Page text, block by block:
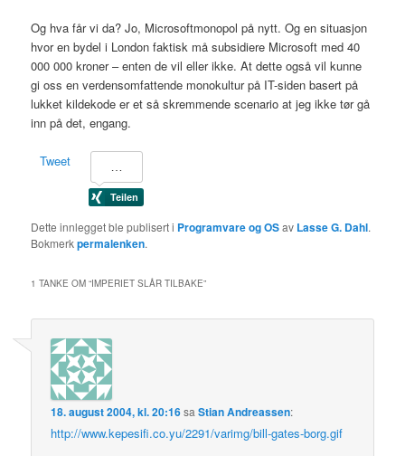
Og hva får vi da? Jo, Microsoftmonopol på nytt. Og en situasjon
hvor en bydel i London faktisk må subsidiere Microsoft med 40
000 000 kroner – enten de vil eller ikke. At dette også vil kunne
gi oss en verdensomfattende monokultur på IT-siden basert på
lukket kildekode er et så skremmende scenario at jeg ikke tør gå
inn på det, engang.
Tweet
Dette innlegget ble publisert i Programvare og OSav Lasse G. Dahl.
Bokmerkpermalenken.
1 TANKE OM “IMPERIET SLÅR TILBAKE”
18. august 2004, kl. 20:16sa Stian Andreassen:
http://www.kepesifi.co.yu/2291/varimg/bill-gates-borg.gif